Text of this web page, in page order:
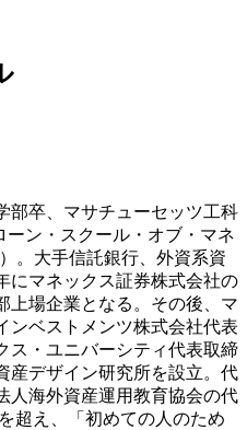
部卒、マサチューセッツ工科
ン・スクール・オブ・マネ
。大手信託銀行、外資系資
にマネックス証券株式会社の
上場企業となる。その後、マ
ンベストメンツ株式会社代表
ス・ユニバーシティ代表取締
産デザイン研究所を設立。代
人海外資産運用教育協会の代
超え、「初めての人のため